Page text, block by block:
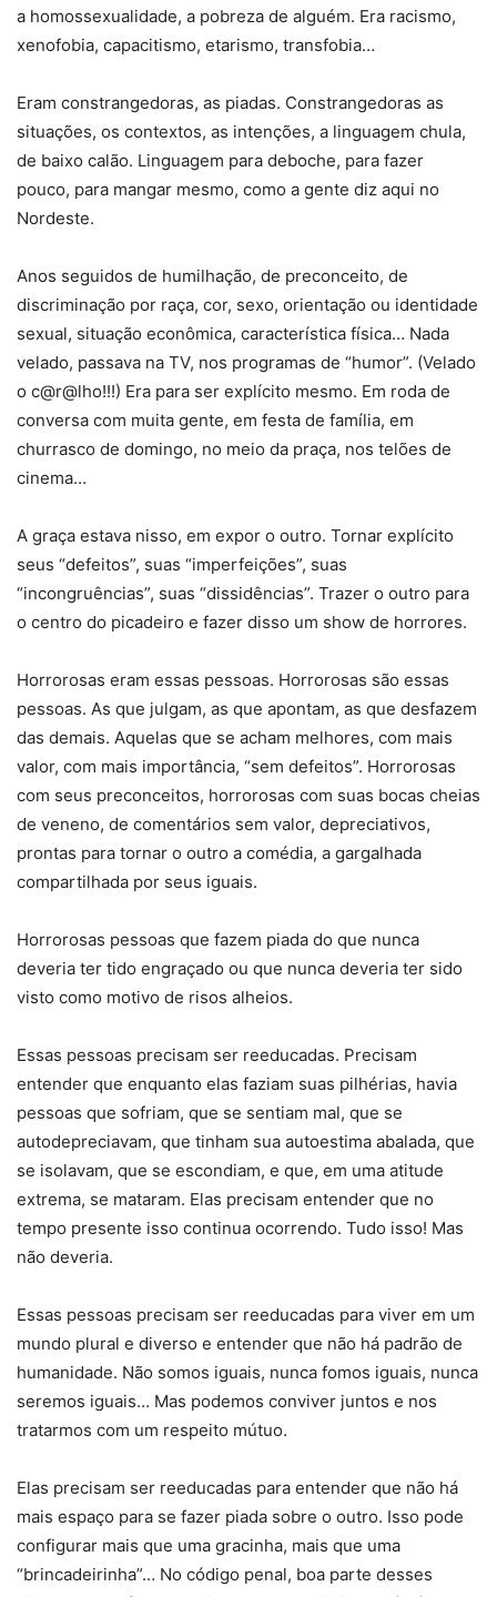
a homossexualidade, a pobreza de alguém. Era racismo,
xenofobia, capacitismo, etarismo, transfobia…
Eram constrangedoras, as piadas. Constrangedoras as
situações, os contextos, as intenções, a linguagem chula,
de baixo calão. Linguagem para deboche, para fazer
pouco, para mangar mesmo, como a gente diz aqui no
Nordeste.
Anos seguidos de humilhação, de preconceito, de
discriminação por raça, cor, sexo, orientação ou identidade
sexual, situação econômica, característica física… Nada
velado, passava na TV, nos programas de “humor”. (Velado
o c@r@lho!!!) Era para ser explícito mesmo. Em roda de
conversa com muita gente, em festa de família, em
churrasco de domingo, no meio da praça, nos telões de
cinema…
A graça estava nisso, em expor o outro. Tornar explícito
seus “defeitos”, suas “imperfeições”, suas
“incongruências”, suas “dissidências”. Trazer o outro para
o centro do picadeiro e fazer disso um show de horrores.
Horrorosas eram essas pessoas. Horrorosas são essas
pessoas. As que julgam, as que apontam, as que desfazem
das demais. Aquelas que se acham melhores, com mais
valor, com mais importância, “sem defeitos”. Horrorosas
com seus preconceitos, horrorosas com suas bocas cheias
de veneno, de comentários sem valor, depreciativos,
prontas para tornar o outro a comédia, a gargalhada
compartilhada por seus iguais.
Horrorosas pessoas que fazem piada do que nunca
deveria ter tido engraçado ou que nunca deveria ter sido
visto como motivo de risos alheios.
Essas pessoas precisam ser reeducadas. Precisam
entender que enquanto elas faziam suas pilhérias, havia
pessoas que sofriam, que se sentiam mal, que se
autodepreciavam, que tinham sua autoestima abalada, que
se isolavam, que se escondiam, e que, em uma atitude
extrema, se mataram. Elas precisam entender que no
tempo presente isso continua ocorrendo. Tudo isso! Mas
não deveria.
Essas pessoas precisam ser reeducadas para viver em um
mundo plural e diverso e entender que não há padrão de
humanidade. Não somos iguais, nunca fomos iguais, nunca
seremos iguais… Mas podemos conviver juntos e nos
tratarmos com um respeito mútuo.
Elas precisam ser reeducadas para entender que não há
mais espaço para se fazer piada sobre o outro. Isso pode
configurar mais que uma gracinha, mais que uma
“brincadeirinha”… No código penal, boa parte desses